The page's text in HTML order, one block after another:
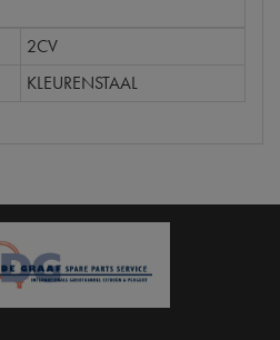
2CV
KLEURENSTAAL